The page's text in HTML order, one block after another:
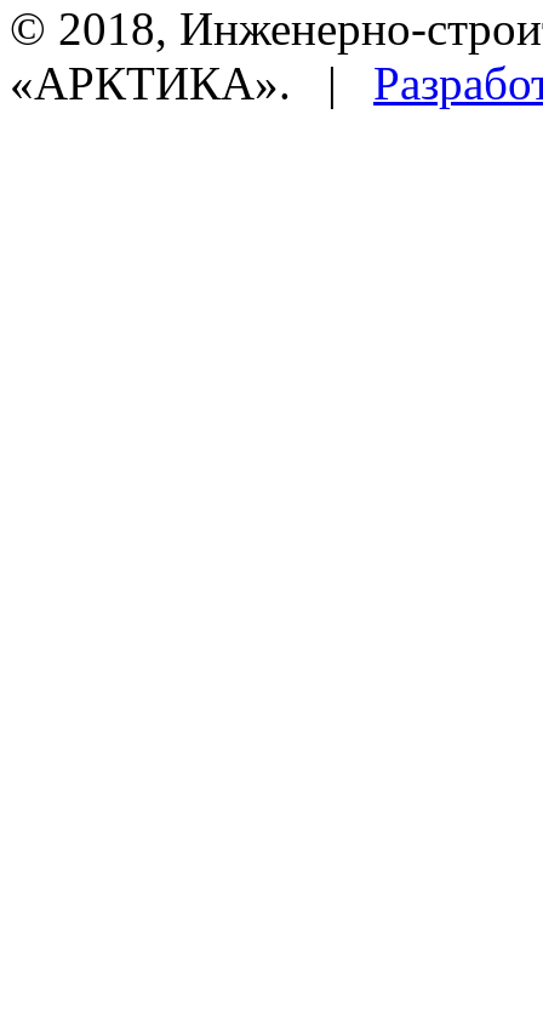
© 2018, Инженерно-
«АРКТИКА». |